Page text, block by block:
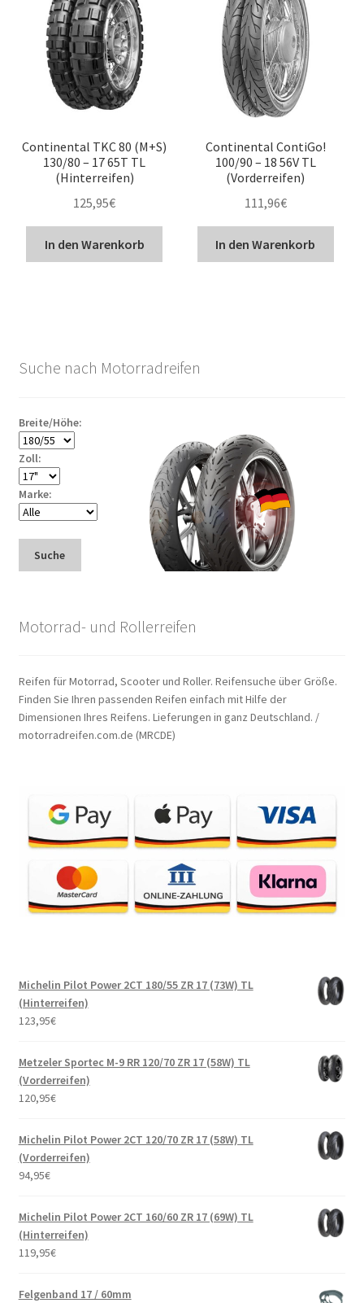
Continental TKC 80 (M+S)
130/80 – 17 65T TL
(Hinterreifen)
125,95€
In den Warenkorb
Continental ContiGo!
100/90 – 18 56V TL
(Vorderreifen)
111,96€
In den Warenkorb
Suche nach Motorradreifen
Breite/Höhe:
Zoll:
Marke:
Suche
Motorrad- und Rollerreifen
Reifen für Motorrad, Scooter und Roller. Reifensuche über Größe.
Finden Sie Ihren passenden Reifen einfach mit Hilfe der
Dimensionen Ihres Reifens. Lieferungen in ganz Deutschland. /
motorradreifen.com.de (MRCDE)
Michelin Pilot Power 2CT 180/55 ZR 17 (73W) TL
(Hinterreifen)
123,95€
Metzeler Sportec M-9 RR 120/70 ZR 17 (58W) TL
(Vorderreifen)
120,95€
Michelin Pilot Power 2CT 120/70 ZR 17 (58W) TL
(Vorderreifen)
94,95€
Michelin Pilot Power 2CT 160/60 ZR 17 (69W) TL
(Hinterreifen)
119,95€
Felgenband 17 / 60mm